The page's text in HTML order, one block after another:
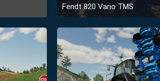
Fendt 820 Vario TMS
5. Februar 2019 um 04:49